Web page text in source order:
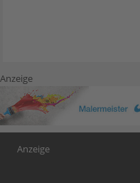
Anzeige
Anzeige